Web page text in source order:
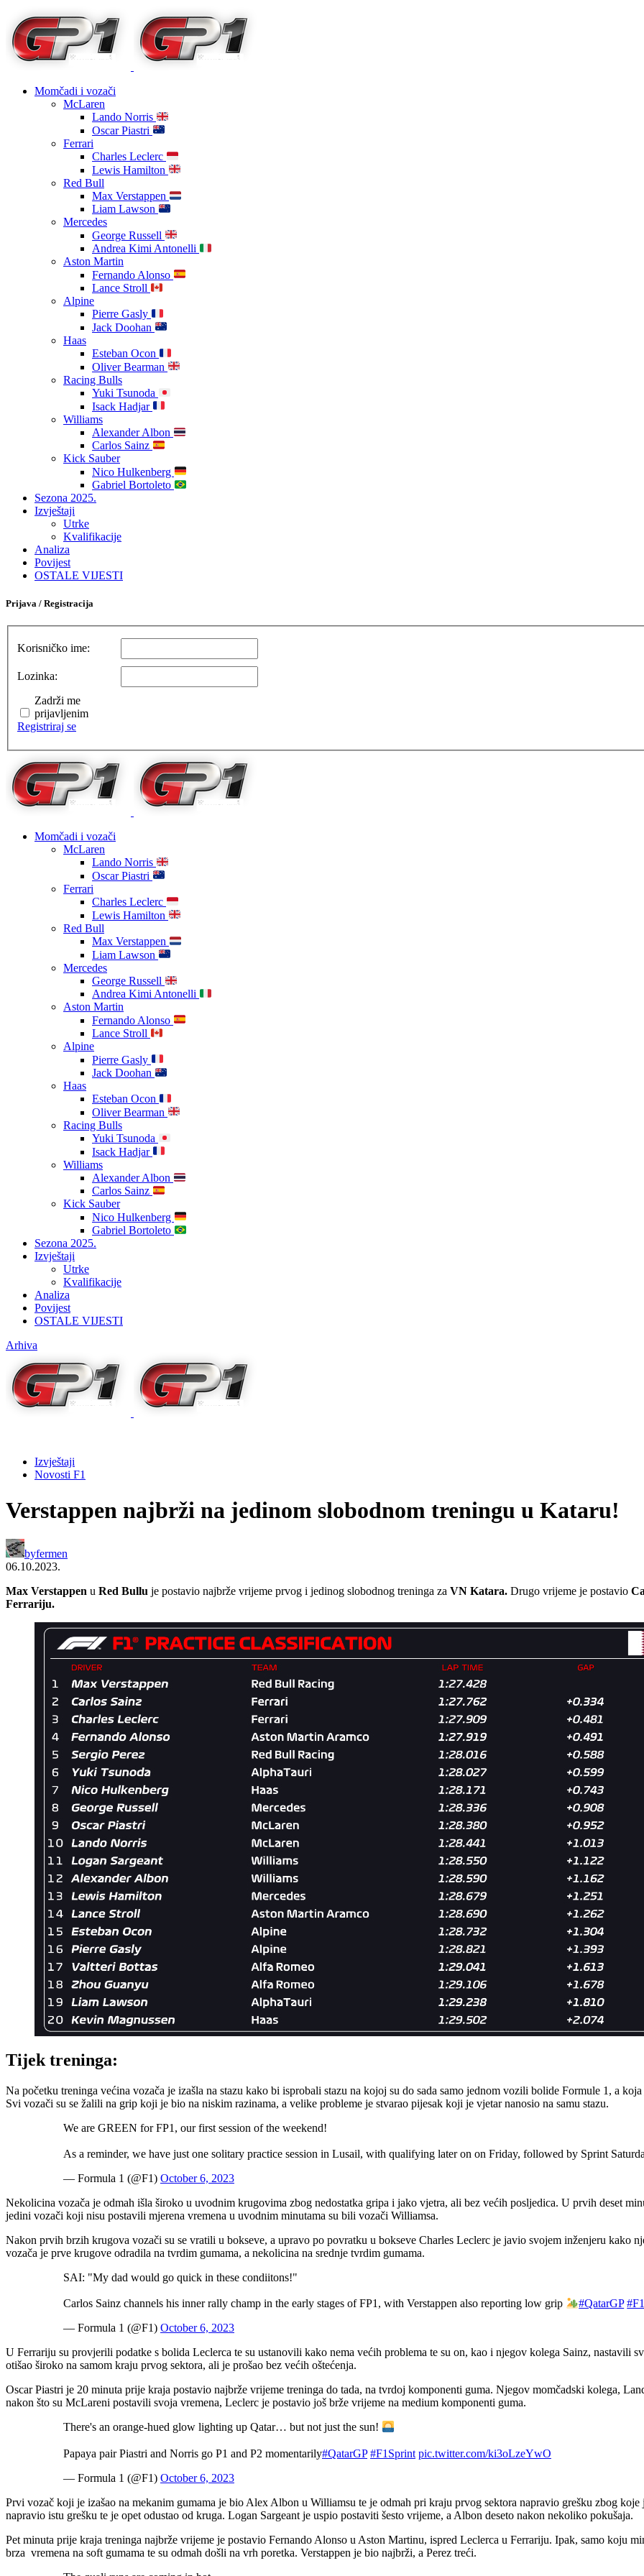
Momčadi i vozači
McLaren
Lando Norris
Oscar Piastri
Ferrari
Charles Leclerc
Lewis Hamilton
Red Bull
Max Verstappen
Liam Lawson
Mercedes
George Russell
Andrea Kimi Antonelli
Aston Martin
Fernando Alonso
Lance Stroll
Alpine
Pierre Gasly
Jack Doohan
Haas
Esteban Ocon
Oliver Bearman
Racing Bulls
Yuki Tsunoda
Isack Hadjar
Williams
Alexander Albon
Carlos Sainz
Kick Sauber
Nico Hulkenberg
Gabriel Bortoleto
Sezona 2025.
Izvještaji
Utrke
Kvalifikacije
Analiza
Povijest
OSTALE VIJESTI
Prijava / Registracija
Korisničko ime:
Lozinka:
Zadrži me
prijavljenim
Registriraj se
Momčadi i vozači
McLaren
Lando Norris
Oscar Piastri
Ferrari
Charles Leclerc
Lewis Hamilton
Red Bull
Max Verstappen
Liam Lawson
Mercedes
George Russell
Andrea Kimi Antonelli
Aston Martin
Fernando Alonso
Lance Stroll
Alpine
Pierre Gasly
Jack Doohan
Haas
Esteban Ocon
Oliver Bearman
Racing Bulls
Yuki Tsunoda
Isack Hadjar
Williams
Alexander Albon
Carlos Sainz
Kick Sauber
Nico Hulkenberg
Gabriel Bortoleto
Sezona 2025.
Izvještaji
Utrke
Kvalifikacije
Analiza
Povijest
OSTALE VIJESTI
Arhiva
Izvještaji
Novosti F1
Verstappen najbrži na jedinom slobodnom treningu u Kataru!
byfermen
06.10.2023.
Max Verstappen u Red Bullu je postavio najbrže vrijeme prvog i jedinog slobodnog treninga za VN Katara. Drugo vrijeme je postavio
Ferrariju.
Tijek treninga:
Na početku treninga većina vozača je izašla na stazu kako bi isprobali stazu na kojoj su do sada samo jednom vozili bolide Formule 1, a
Svi vozači su se žalili na grip koji je bio na niskim razinama, a velike probleme je stvarao pijesak koji je vjetar nanosio na samu stazu.
We are GREEN for FP1, our first session of the weekend!
As a reminder, we have just one solitary practice session in Lusail, with qualifying later on on Friday, followed by Sprint
— Formula 1 (@F1) October 6, 2023
Nekolicina vozača je odmah išla široko u uvodnim krugovima zbog nedostatka gripa i jako vjetra, ali bez većih posljedica. U prvih deset
jedini vozači koji nisu postavili mjerena vremena u uvodnim minutama su bili vozači Williamsa.
Nakon prvih brzih krugova vozači su se vratili u bokseve, a upravo po povratku u bokseve Charles Leclerc je javio svojem inženjeru kako
vozača je prve krugove odradila na tvrdim gumama, a nekolicina na srednje tvrdim gumama.
SAI: "My dad would go quick in these condiitons!"
Carlos Sainz channels his inner rally champ in the early stages of FP1, with Verstappen also reporting low grip #QatarGP
— Formula 1 (@F1) October 6, 2023
U Ferrariju su provjerili podatke s bolida Leclerca te su ustanovili kako nema većih problema te su on, kao i njegov kolega Sainz, nastavili
otišao široko na samom kraju prvog sektora, ali je prošao bez većih oštećenja.
Oscar Piastri je 20 minuta prije kraja postavio najbrže vrijeme treninga do tada, na tvrdoj komponenti guma. Njegov momčadski kolega,
nakon što su McLareni postavili svoja vremena, Leclerc je postavio još brže vrijeme na medium komponenti guma.
There's an orange-hued glow lighting up Qatar… but not just the sun!
Papaya pair Piastri and Norris go P1 and P2 momentarily#QatarGP #F1Sprint pic.twitter.com/ki3oLzeYwO
— Formula 1 (@F1) October 6, 2023
Prvi vozač koji je izašao na mekanim gumama je bio Alex Albon u Williamsu te je odmah pri kraju prvog sektora napravio grešku zbog
napravio istu grešku te je opet odustao od kruga. Logan Sargeant je uspio postaviti šesto vrijeme, a Albon deseto nakon nekoliko pokušaja.
Pet minuta prije kraja treninga najbrže vrijeme je postavio Fernando Alonso u Aston Martinu, ispred Leclerca u Ferrariju. Ipak, samo koju
brza vremena na soft gumama te su odmah došli na vrh poretka. Verstappen je bio najbrži, a Perez treći.